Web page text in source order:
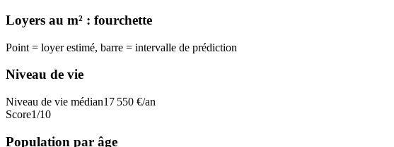
Loyers au m² : fourchette
Point = loyer estimé, barre = intervalle de prédiction
Niveau de vie
Niveau de vie médian17 550 €/an
Score1/10
Population par âge